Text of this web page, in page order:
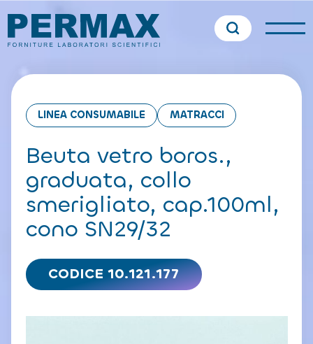
LINEA CONSUMABILE MATRACCI
Beuta vetro boros.,
graduata, collo
smerigliato, cap.100ml,
cono SN29/32
CODICE 10.121.177